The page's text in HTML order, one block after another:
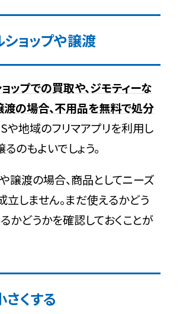
ショップや譲渡
ップでの買取や、ジモティーな
渡の場合、不用品を無料で処分
や地域のフリマアプリを利用し
のもよいでしょう。
譲渡の場合、商品としてニーズ
しません。まだ使えるかどう
かどうかを確認しておくことが
くする